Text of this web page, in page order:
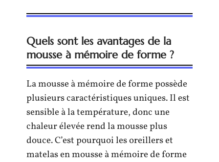
Quels sont les avantages de la
mousse à mémoire de forme ?
La mousse à mémoire de forme possède
plusieurs caractéristiques uniques. Il est
sensible à la température, donc une
chaleur élevée rend la mousse plus
douce. C’est pourquoi les oreillers et
matelas en mousse à mémoire de forme